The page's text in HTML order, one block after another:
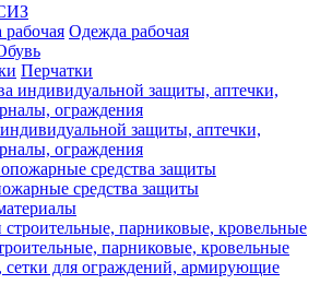
Одежда рабочая
Перчатки
защиты, аптечки,
ограждения
средства защиты
парниковые, кровельные